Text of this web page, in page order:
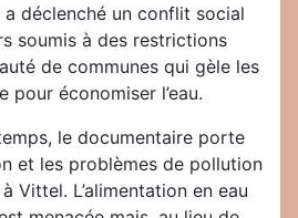
a déclenché un conflit social
soumis à des restrictions
de communes qui gèle les
pour économiser l’eau.
le documentaire porte
et les problèmes de pollution
Vittel. L’alimentation en eau